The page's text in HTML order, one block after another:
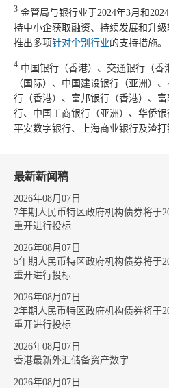
3 金管局与银行业于2024年3月和
持中小企获取融资、持续发展和升级
推出多项针对个别行业的支持措施。
4 中国银行（香港）、交通银行（香
（国际）、中国建设银行（亚洲）
行（香港）、富邦银行（香港）、
行、中国工商银行（亚洲）、华侨银
平安数字银行、上海商业银行及渣打
最新新闻稿
2026年08月07日
7年期人民币特区政府机构债券将于
重开进行投标
2026年08月07日
5年期人民币特区政府机构债券将于
重开进行投标
2026年08月07日
2年期人民币特区政府机构债券将于
重开进行投标
2026年08月07日
香港最新外汇储备资产数字
2026年08月07日